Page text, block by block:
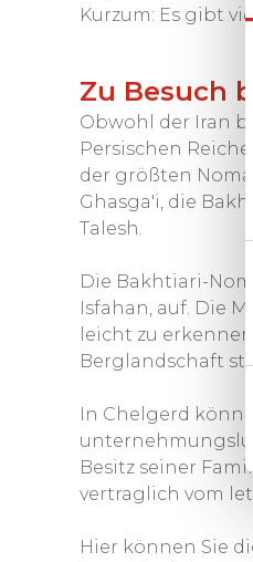
Kurzum: Es gibt
Zu Besuch
Obwohl der Iran
Persischen
der größten
Ghasga'i, die
Talesh.
Die Bakhtiari-
Isfahan, auf. Die
leicht zu
Berglandschaft
In Chelgerd
Besitz seiner
vertraglich vom
Hier können Sie